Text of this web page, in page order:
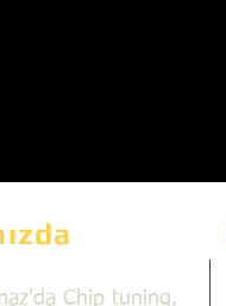
Chip tuning,